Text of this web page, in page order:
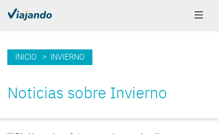
INICIO > INVIERNO
Noticias sobre Invierno